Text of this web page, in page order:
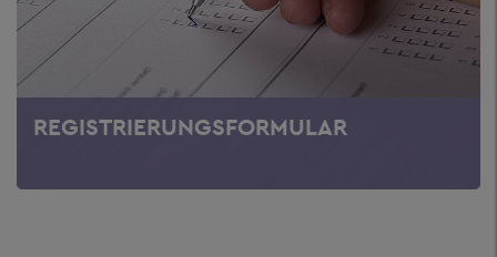
REGISTRIERUNGSFORMULAR